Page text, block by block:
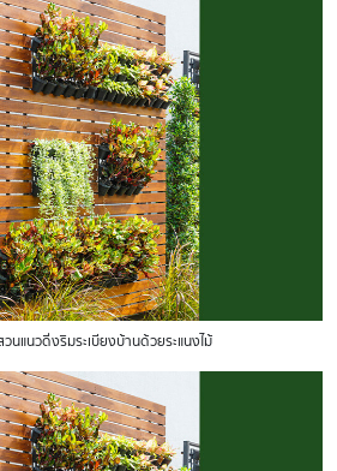
นแนวดิ่งริมระเบียงบ้านด้วยระแนงไม้